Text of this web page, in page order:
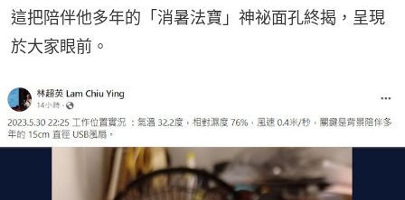
這把陪伴他多年的「消暑法寶」神祕面孔終揭，呈現
於大家眼前。